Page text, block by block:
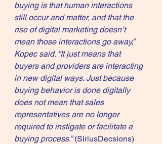
buying is that human interactions
still occur and matter, and that the
rise of digital marketing doesn’t
mean those interactions go away,”
Kopec said. “It just means that
buyers and providers are interacting
in new digital ways. Just because
buying behavior is done digitally
does not mean that sales
representatives are no longer
required to instigate or facilitate a
buying process.” (SiriusDecsions)